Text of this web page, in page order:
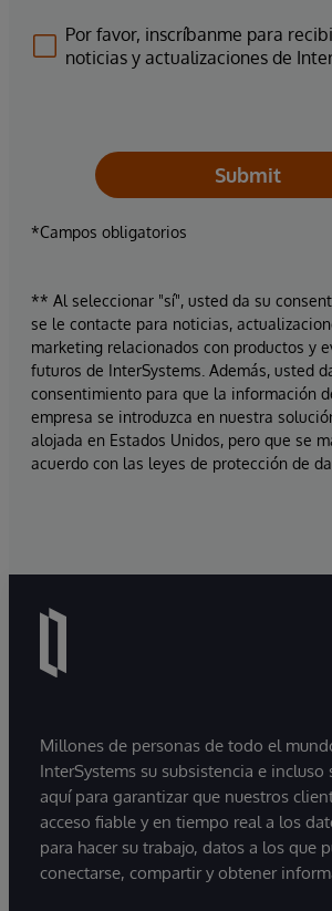
Por favor, inscríbanme para
noticias y actualizaciones de
Submit
*Campos obligatorios
** Al seleccionar "sí", usted da su
se le contacte para noticias,
marketing relacionados con productos y
futuros de InterSystems. Además, usted
consentimiento para que la información
empresa se introduzca en nuestra
alojada en Estados Unidos, pero que se
acuerdo con las leyes de protección de
Millones de personas de todo el
InterSystems su subsistencia e incluso
aquí para garantizar que nuestros
acceso fiable y en tiempo real a los
para hacer su trabajo, datos a los que
conectarse, compartir y obtener